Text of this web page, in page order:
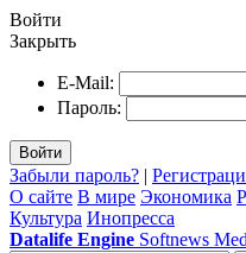
Войти
Закрыть
E-Mail:
Пароль:
Войти
Забыли пароль? |
О сайте В мире Экономика
Культура Инопресса
Datalife Engine Softnews